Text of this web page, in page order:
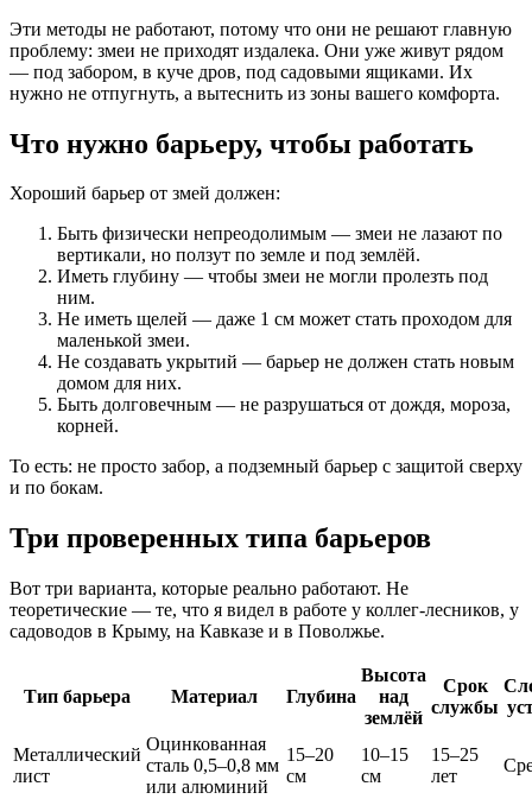
Эти методы не работают, потому что они не решают главную
проблему: змеи не приходят издалека. Они уже живут рядом
— под забором, в куче дров, под садовыми ящиками. Их
нужно не отпугнуть, а вытеснить из зоны вашего комфорта.
Что нужно барьеру, чтобы работать
Хороший барьер от змей должен:
Быть физически непреодолимым — змеи не лазают по
вертикали, но ползут по земле и под землёй.
Иметь глубину — чтобы змеи не могли пролезть под
ним.
Не иметь щелей — даже 1 см может стать проходом для
маленькой змеи.
Не создавать укрытий — барьер не должен стать новым
домом для них.
Быть долговечным — не разрушаться от дождя, мороза,
корней.
То есть: не просто забор, а подземный барьер с защитой сверху
и по бокам.
Три проверенных типа барьеров
Вот три варианта, которые реально работают. Не
теоретические — те, что я видел в работе у коллег-лесников, у
садоводов в Крыму, на Кавказе и в Поволжье.
Тип барьера Материал Глубина
Высота
над
землёй
Срок
службы
Металлический
лист
Оцинкованная
сталь 0,5–0,8 мм
или алюминий
15–20
см
10–15
см
15–25
лет